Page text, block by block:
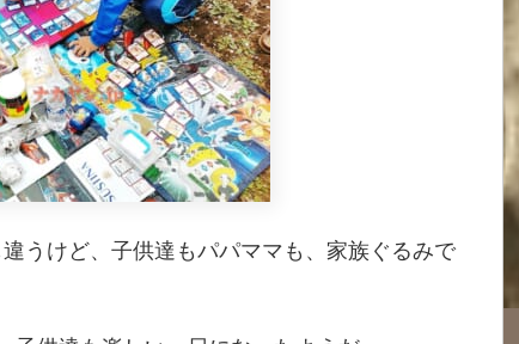
うけど、子供達もパパママも、家族ぐるみで